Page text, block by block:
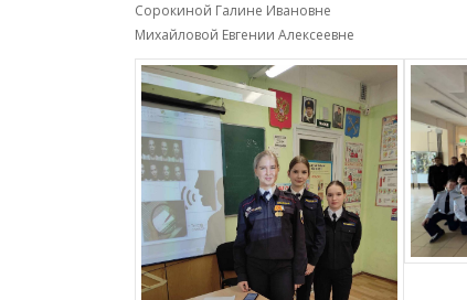
Сорокиной Галине Ивановне
Михайловой Евгении Алексеевне